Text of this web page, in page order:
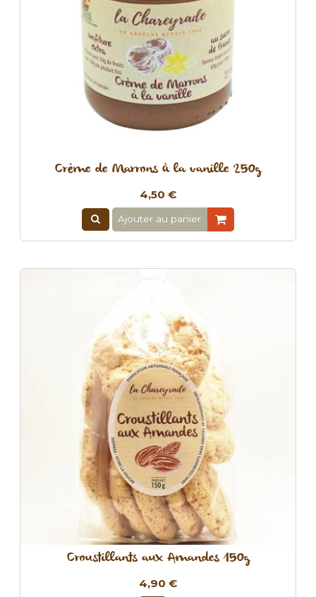
Crème de Marrons à la vanille 250g
4,50 €
Ajouter au panier
Croustillants aux Amandes 150g
4,90 €